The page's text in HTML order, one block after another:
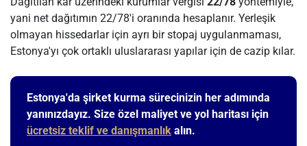
yani net dağıtımın 22/78'i oranında hesaplanır. Yerleşik
olmayan hissedarlar için ayrı bir stopaj uygulanmaması,
Estonya'yı çok ortaklı uluslararası yapılar için de cazip kılar.
Estonya'da şirket kurma sürecinizin her adımında
yanınızdayız. Size özel maliyet ve yol haritası için
ücretsiz teklif ve danışmanlık alın.